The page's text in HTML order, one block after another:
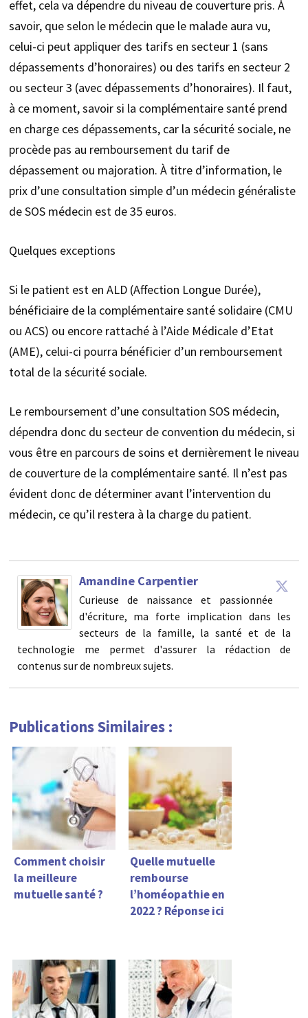
effet, cela va dépendre du niveau de couverture pris. À
savoir, que selon le médecin que le malade aura vu,
celui-ci peut appliquer des tarifs en secteur 1 (sans
dépassements d’honoraires) ou des tarifs en secteur 2
ou secteur 3 (avec dépassements d’honoraires). Il faut,
à ce moment, savoir si la complémentaire santé prend
en charge ces dépassements, car la sécurité sociale, ne
procède pas au remboursement du tarif de
dépassement ou majoration. À titre d’information, le
prix d’une consultation simple d’un médecin généraliste
de SOS médecin est de 35 euros.
Quelques exceptions
Si le patient est en ALD (Affection Longue Durée),
bénéficiaire de la complémentaire santé solidaire (CMU
ou ACS) ou encore rattaché à l’Aide Médicale d’Etat
(AME), celui-ci pourra bénéficier d’un remboursement
total de la sécurité sociale.
Le remboursement d’une consultation SOS médecin,
dépendra donc du secteur de convention du médecin, si
vous être en parcours de soins et dernièrement le niveau
de couverture de la complémentaire santé. Il n’est pas
évident donc de déterminer avant l’intervention du
médecin, ce qu’il restera à la charge du patient.
Amandine Carpentier
Curieuse de naissance et passionnée
d'écriture, ma forte implication dans les
secteurs de la famille, la santé et de la
technologie me permet d'assurer la rédaction de
contenus sur de nombreux sujets.
Publications Similaires :
Comment choisir
la meilleure
mutuelle santé ?
Quelle mutuelle
rembourse
l’homéopathie en
2022 ? Réponse ici